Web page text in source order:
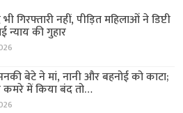
गिरफ्तारी नहीं, पीड़ित महिलाओं ने डिप्टी
न्याय की गुहार
बेटे ने मां, नानी और बहनोई को काटा;
कमरे में किया बंद तो…